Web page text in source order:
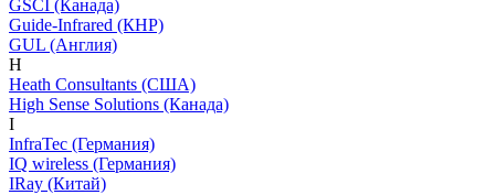
GSCI (Канада)
Guide-Infrared (КНР)
GUL (Англия)
H
Heath Consultants (США)
High Sense Solutions (Канада)
I
InfraTec (Германия)
IQ wireless (Германия)
IRay (Китай)